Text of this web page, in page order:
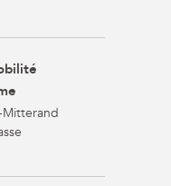
Mitterand